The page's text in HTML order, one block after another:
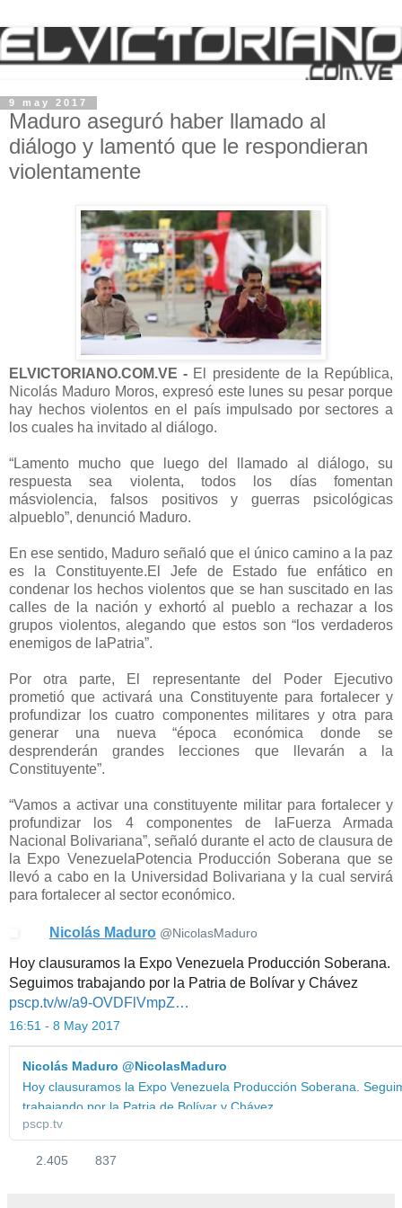
9 may 2017
Maduro aseguró haber llamado al
diálogo y lamentó que le respondieran
violentamente
ELVICTORIANO.COM.VE - El presidente de la República,
Nicolás Maduro Moros, expresó este lunes su pesar porque
hay hechos violentos en el país impulsado por sectores a
los cuales ha invitado al diálogo.
“Lamento mucho que luego del llamado al diálogo, su
respuesta sea violenta, todos los días fomentan
másviolencia, falsos positivos y guerras psicológicas
alpueblo”, denunció Maduro.
En ese sentido, Maduro señaló que el único camino a la paz
es la Constituyente.El Jefe de Estado fue enfático en
condenar los hechos violentos que se han suscitado en las
calles de la nación y exhortó al pueblo a rechazar a los
grupos violentos, alegando que estos son “los verdaderos
enemigos de laPatria”.
Por otra parte, El representante del Poder Ejecutivo
prometió que activará una Constituyente para fortalecer y
profundizar los cuatro componentes militares y otra para
generar una nueva “época económica donde se
desprenderán grandes lecciones que llevarán a la
Constituyente”.
“Vamos a activar una constituyente militar para fortalecer y
profundizar los 4 componentes de laFuerza Armada
Nacional Bolivariana”, señaló durante el acto de clausura de
la Expo VenezuelaPotencia Producción Soberana que se
llevó a cabo en la Universidad Bolivariana y la cual servirá
para fortalecer al sector económico.
Nicolás Maduro ✔
@NicolasMaduro
Hoy clausuramos la Expo Venezuela Producción Soberana.
Seguimos trabajando por la Patria de Bolívar y Chávez
p
:
w
pscp.tv/w/a9-OVDFlVmpZZ
1
C
Y
W
h
…
16:51 - 8 May 2017
Nicolás Maduro @NicolasMaduro
Hoy clausuramos la Expo Venezuela Producción Soberana.
trabajando por la Patria de Bolívar y Chávez
pscp.tv
2.405 837